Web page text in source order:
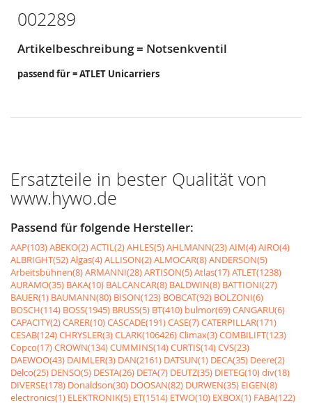
002289
Artikelbeschreibung = Notsenkventil
passend für = ATLET Unicarriers
Ersatzteile in bester Qualität von
www.hywo.de
Passend für folgende Hersteller:
AAP(103)ABEKO(2)ACTIL(2)AHLES(5)AHLMANN(23)AIM(4)AIRO(4)
ALBRIGHT(52)Algas(4)ALLISON(2)ALMOCAR(8)ANDERSON(5)
Arbeitsbühnen(8)ARMANNI(28)ARTISON(5)Atlas(17)ATLET(1238)
AURAMO(35) BAKA(10) BALCANCAR(8) BALDWIN(8) BATTIONI(27)
BAUER(1) BAUMANN(80) BISON(123) BOBCAT(92) BOLZONI(6)
BOSCH(114) BOSS(1945) BRUSS(5) BT(410) bulmor(69)CANGARU(6)
CAPACITY(2)CARER(10)CASCADE(191)CASE(7)CATERPILLAR(171)
CESAB(124)CHRYSLER(3)CLARK(106426)Climax(3)COMBILIFT(123)
Copco(17)CROWN(134)CUMMINS(14)CURTIS(14)CVS(23)
DAEWOO(43) DAIMLER(3) DAN(2161) DATSUN(1) DECA(35) Deere(2)
Delco(25) DENSO(5) DESTA(26) DETA(7) DEUTZ(35) DIETEG(10)div(18)
DIVERSE(178) Donaldson(30) DOOSAN(82) DURWEN(35) EIGEN(8)
electronics(1) ELEKTRONIK(5) ET(1514) ETWO(10) EXBOX(1) FABA(122)